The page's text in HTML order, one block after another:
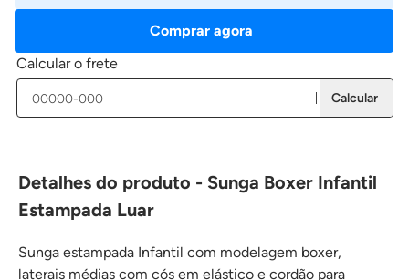
Comprar agora
Calcular o frete
Calcular
Detalhes do produto - Sunga Boxer Infantil
Estampada Luar
Sunga estampada Infantil com modelagem boxer,
laterais médias com cós em elástico e cordão para